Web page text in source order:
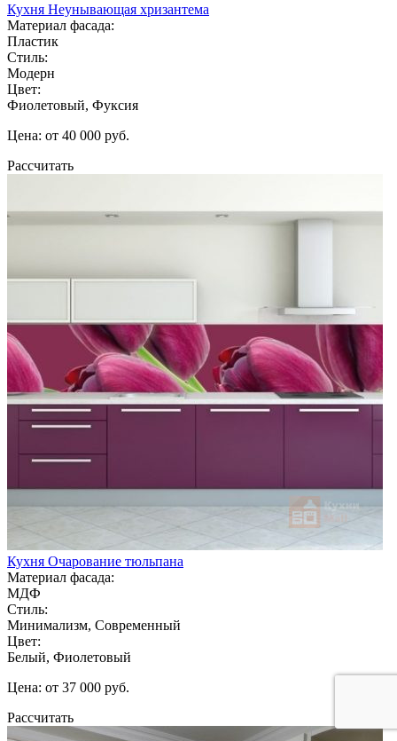
Кухня Неунывающая хризантема
Материал фасада:
Пластик
Стиль:
Модерн
Цвет:
Фиолетовый, Фуксия
Цена: от 40 000 руб.
Рассчитать
Кухня Очарование тюльпана
Материал фасада:
МДФ
Стиль:
Минимализм, Современный
Цвет:
Белый, Фиолетовый
Цена: от 37 000 руб.
Рассчитать